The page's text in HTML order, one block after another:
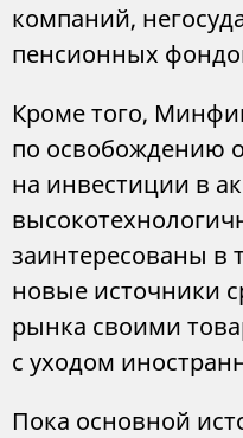
компаний,
пенсионных
Кроме того,
по освобождению
на инвестиции в
заинтересованы в
новые источники
рынка своими
с уходом
Пока основной